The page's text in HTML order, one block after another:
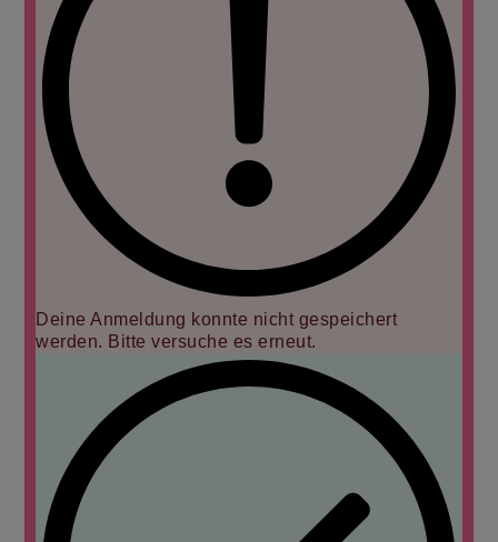
Deine Anmeldung konnte nicht gespeichert
werden. Bitte versuche es erneut.